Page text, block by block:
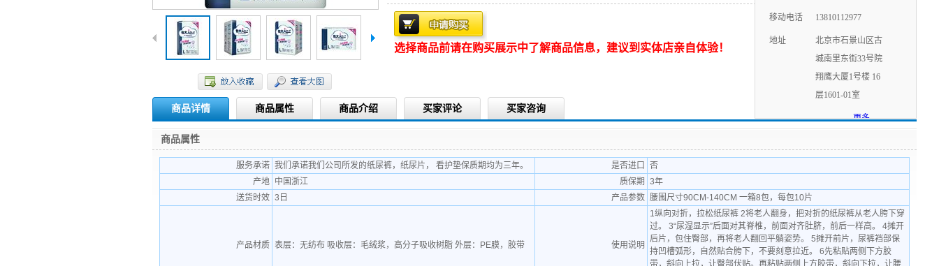
移动电话 13810112977
地址
北京市石景山区古
城南里东街33号院
翔鹰大厦1号楼 16
层1601-01室
更多
选择商品前请在购买展示中了解商品信息，建议到实体店亲自体验！
商品详情 商品属性 商品介绍 买家评论 买家咨询
商品属性
服务承诺 我们承诺我们公司所发的纸尿裤，纸尿片， 看护垫保质期均为三年。 是否进口
否
产地 中国浙江 质保期 3年
送货时效 3日 产品参数 腰围尺寸90CM-140CM 一箱8包，每包10片
产品材质 表层：无纺布 吸收层：毛绒浆，高分子吸收树脂 外层：PE膜，胶带 使用说明
1纵向对折，拉松纸尿裤 2将老人翻身，把对折的纸尿裤从老人胯下穿
过。 3“尿湿显示”后面对其脊椎，前面对齐肚脐，前后一样高。 4摊开
后片，包住臀部，再将老人翻回平躺姿势。 5摊开前片，尿裤裆部保
持凹槽弧形，自然贴合胯下，不要刻意拉近。 6先粘贴两侧下方胶
带，斜向上拉，让臀部伏贴。再粘贴两侧上方胶带，斜向下拉，让腰